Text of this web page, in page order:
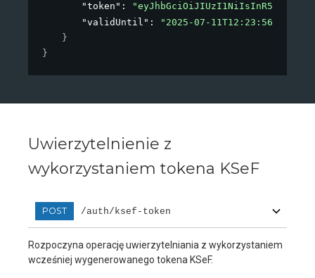
"token" :
"validUntil" :
"2025-07-
}
}
Uwierzytelnienie z
wykorzystaniem tokena KSeF
POST /auth/ksef-token
Rozpoczyna operację uwierzytelniania z wykorzystaniem
wcześniej wygenerowanego tokena KSeF.